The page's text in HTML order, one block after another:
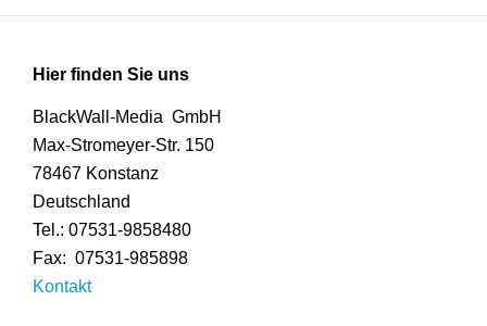
Hier finden Sie uns
BlackWall-Media GmbH
Max-Stromeyer-Str. 150
78467 Konstanz
Deutschland
Tel.: 07531-9858480
Fax: 07531-985898
Kontakt